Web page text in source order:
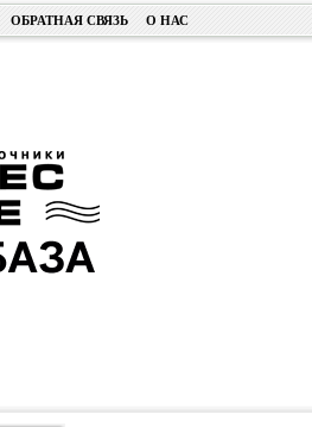
ОБРАТНАЯ СВЯЗЬ О НАС